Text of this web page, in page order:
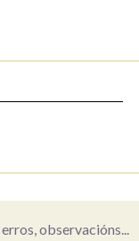
BUSCA
observacións...